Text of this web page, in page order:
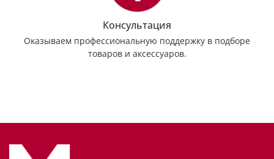
Консультация
Оказываем профессиональную поддержку в подборе
товаров и аксессуаров.